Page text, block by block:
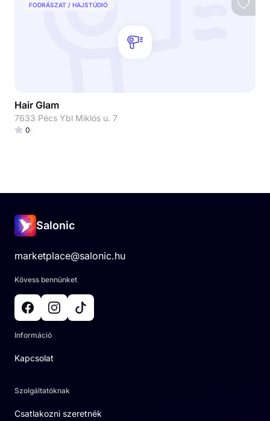
FODRÁSZAT / HAJSTÚDIÓ
Hair Glam
7633 Pécs Ybl Miklós u. 7
0
Salonic
marketplace@salonic.hu
Kövess bennünket
Információ
Kapcsolat
Szolgáltatóknak
Csatlakozni szeretnék